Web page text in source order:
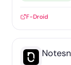
F-Droid